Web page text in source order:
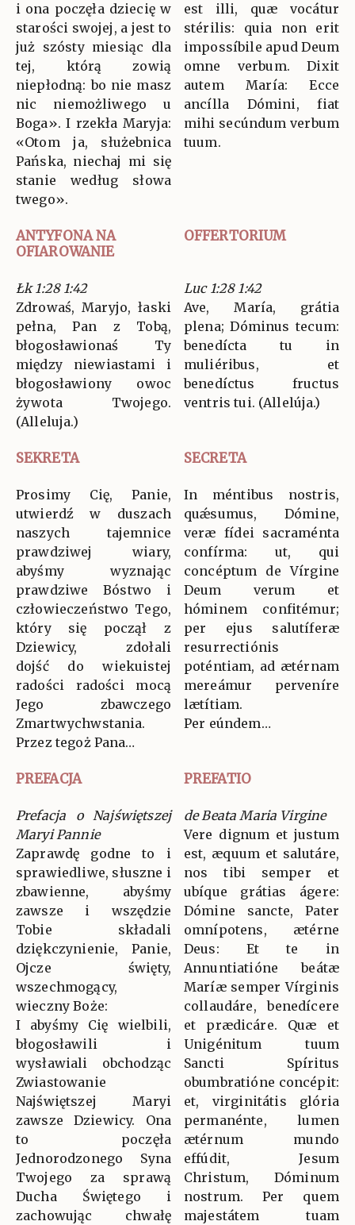
i ona poczęła dziecię w
starości swojej, a jest to
już szósty miesiąc dla
tej, którą zowią
niepłodną: bo nie masz
nic niemożliwego u
Boga». I rzekła Maryja:
«Otom ja, służebnica
Pańska, niechaj mi się
stanie według słowa
twego».
est illi, quæ vocátur
stérilis: quia non erit
impossíbile apud Deum
omne verbum. Dixit
autem María: Ecce
ancílla Dómini, fiat
mihi secúndum verbum
tuum.
ANTYFONA NA
OFIAROWANIE
OFFERTORIUM
Łk 1:28 1:42
Zdrowaś, Maryjo, łaski
pełna, Pan z Tobą,
błogosławionaś Ty
między niewiastami i
błogosławiony owoc
żywota Twojego.
(Alleluja.)
Luc 1:28 1:42
Ave, María, grátia
plena; Dóminus tecum:
benedícta tu in
muliéribus, et
benedíctus fructus
ventris tui. (Allelúja.)
SEKRETA SECRETA
Prosimy Cię, Panie,
utwierdź w duszach
naszych tajemnice
prawdziwej wiary,
abyśmy wyznając
prawdziwe Bóstwo i
człowieczeństwo Tego,
który się począł z
Dziewicy, zdołali
dojść do wiekuistej
radości radości mocą
Jego zbawczego
Zmartwychwstania.
Przez tegoż Pana…
In méntibus nostris,
quǽsumus, Dómine,
veræ fídei sacraménta
confírma: ut, qui
concéptum de Vírgine
Deum verum et
hóminem confitémur;
per ejus salutíferæ
resurrectiónis
poténtiam, ad ætérnam
mereámur perveníre
lætítiam.
Per eúndem…
PREFACJA PREFATIO
Prefacja o Najświętszej
Maryi Pannie
Zaprawdę godne to i
sprawiedliwe, słuszne i
zbawienne, abyśmy
zawsze i wszędzie
Tobie składali
dziękczynienie, Panie,
Ojcze święty,
wszechmogący,
wieczny Boże:
I abyśmy Cię wielbili,
błogosławili i
wysławiali obchodząc
Zwiastowanie
Najświętszej Maryi
zawsze Dziewicy. Ona
to poczęła
Jednorodzonego Syna
Twojego za sprawą
Ducha Świętego i
zachowując chwałę
de Beata Maria Virgine
Vere dignum et justum
est, æquum et salutáre,
nos tibi semper et
ubíque grátias ágere:
Dómine sancte, Pater
omnípotens, ætérne
Deus: Et te in
Annuntiatióne beátæ
Maríæ semper Vírginis
collaudáre, benedícere
et prædicáre. Quæ et
Unigénitum tuum
Sancti Spíritus
obumbratióne concépit:
et, virginitátis glória
permanénte, lumen
ætérnum mundo
effúdit, Jesum
Christum, Dóminum
nostrum. Per quem
majestátem tuam